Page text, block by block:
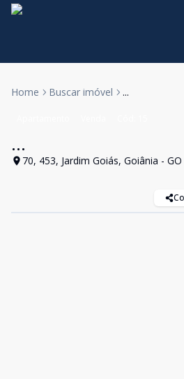
Home Buscar imóvel ...
...
70, 453, Jardim Goiás, Goiânia - GO